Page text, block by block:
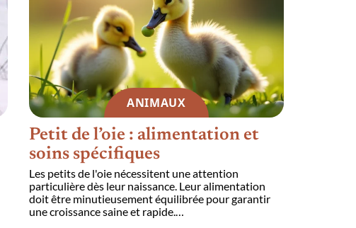
ANIMAUX
Petit de l’oie : alimentation et
soins spécifiques
Les petits de l'oie nécessitent une attention
particulière dès leur naissance. Leur alimentation
doit être minutieusement équilibrée pour garantir
une croissance saine et rapide.…